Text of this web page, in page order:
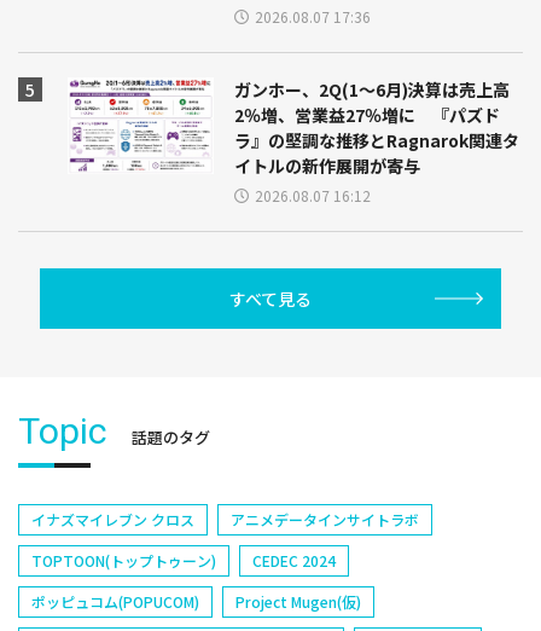
2026.08.07 17:36
ガンホー、2Q(1～6月)決算は売上高
2％増、営業益27％増に 『パズド
ラ』の堅調な推移とRagnarok関連タ
イトルの新作展開が寄与
2026.08.07 16:12
すべて見る
Topic 話題のタグ
イナズマイレブン クロス
アニメデータインサイトラボ
TOPTOON(トップトゥーン)
CEDEC 2024
ポッピュコム(POPUCOM)
Project Mugen(仮)